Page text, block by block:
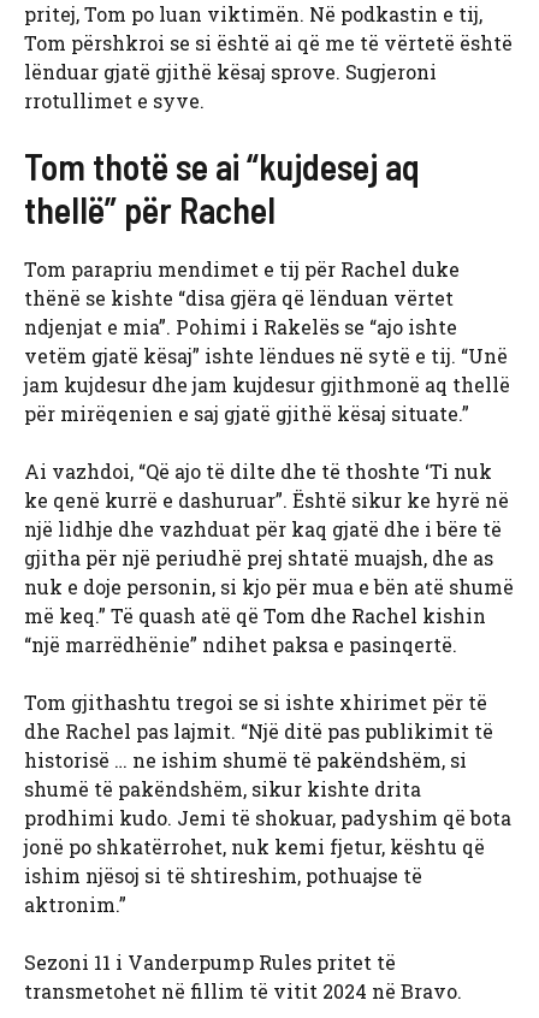
pritej, Tom po luan viktimën. Në podkastin e tij,
Tom përshkroi se si është ai që me të vërtetë është
lënduar gjatë gjithë kësaj sprove. Sugjeroni
rrotullimet e syve.
Tom thotë se ai “kujdesej aq
thellë” për Rachel
Tom parapriu mendimet e tij për Rachel duke
thënë se kishte “disa gjëra që lënduan vërtet
ndjenjat e mia”. Pohimi i Rakelës se “ajo ishte
vetëm gjatë kësaj” ishte lëndues në sytë e tij. “Unë
jam kujdesur dhe jam kujdesur gjithmonë aq thellë
për mirëqenien e saj gjatë gjithë kësaj situate.”
Ai vazhdoi, “Që ajo të dilte dhe të thoshte ‘Ti nuk
ke qenë kurrë e dashuruar”. Është sikur ke hyrë në
një lidhje dhe vazhduat për kaq gjatë dhe i bëre të
gjitha për një periudhë prej shtatë muajsh, dhe as
nuk e doje personin, si kjo për mua e bën atë shumë
më keq.” Të quash atë që Tom dhe Rachel kishin
“një marrëdhënie” ndihet paksa e pasinqertë.
Tom gjithashtu tregoi se si ishte xhirimet për të
dhe Rachel pas lajmit. “Një ditë pas publikimit të
historisë … ne ishim shumë të pakëndshëm, si
shumë të pakëndshëm, sikur kishte drita
prodhimi kudo. Jemi të shokuar, padyshim që bota
jonë po shkatërrohet, nuk kemi fjetur, kështu që
ishim njësoj si të shtireshim, pothuajse të
aktronim.”
Sezoni 11 i Vanderpump Rules pritet të
transmetohet në fillim të vitit 2024 në Bravo.